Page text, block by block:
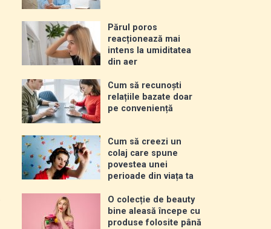
Părul poros
reacționează mai
intens la umiditatea
din aer
Cum să recunoști
relațiile bazate doar
pe conveniență
Cum să creezi un
colaj care spune
povestea unei
perioade din viața ta
O colecție de beauty
bine aleasă începe cu
produse folosite până